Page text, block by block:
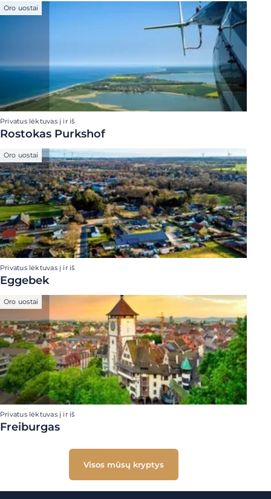
Oro uostai
Privatus lėktuvas į ir iš
Rostokas Purkshof
Oro uostai
Privatus lėktuvas į ir iš
Eggebek
Oro uostai
Privatus lėktuvas į ir iš
Freiburgas
Visos mūsų kryptys